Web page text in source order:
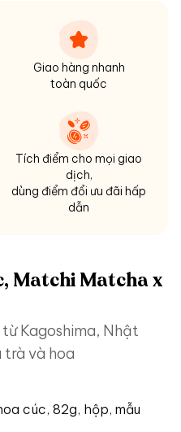
Giao hàng nhanh
toàn quốc
Tích điểm cho mọi giao
dịch,
dùng điểm đổi ưu đãi hấp
dẫn
Matchi Matcha x
Kagoshima, Nhật
trà và hoa
cúc, 82g, hộp, mẫu